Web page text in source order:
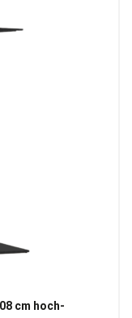
cm hoch-